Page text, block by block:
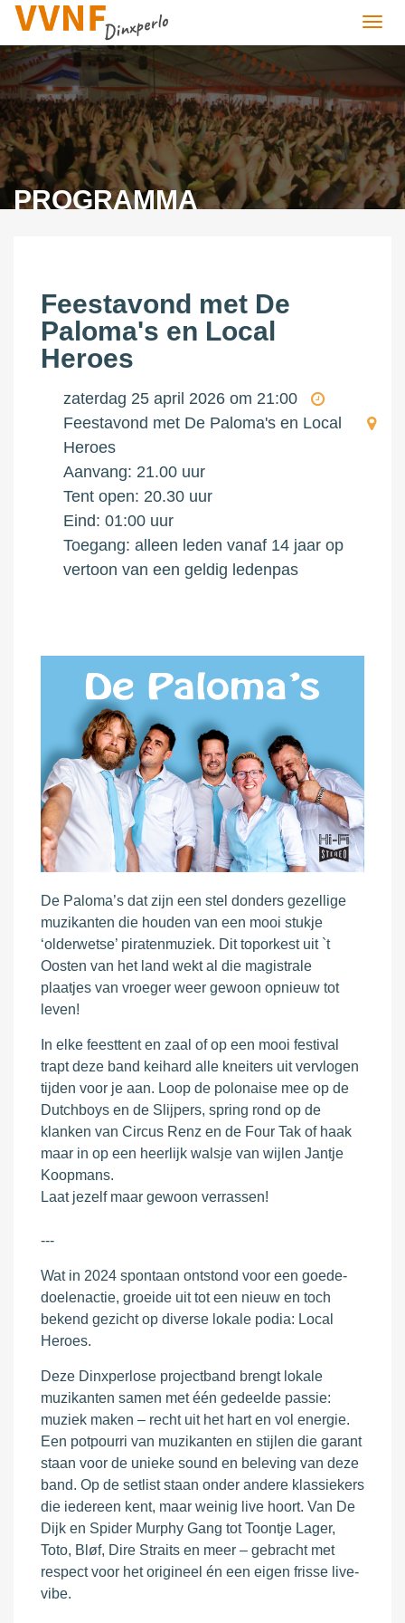
VVNF
PROGRAMMA
Feestavond met De
Paloma's en Local
Heroes
zaterdag 25 april 2026 om 21:00
Feestavond met De Paloma's en Local
Heroes
Aanvang: 21.00 uur
Tent open: 20.30 uur
Eind: 01:00 uur
Toegang: alleen leden vanaf 14 jaar op
vertoon van een geldig ledenpas
De Paloma’s dat zijn een stel donders gezellige
muzikanten die houden van een mooi stukje
‘olderwetse’ piratenmuziek. Dit toporkest uit `t
Oosten van het land wekt al die magistrale
plaatjes van vroeger weer gewoon opnieuw tot
leven!
In elke feesttent en zaal of op een mooi festival
trapt deze band keihard alle kneiters uit vervlogen
tijden voor je aan. Loop de polonaise mee op de
Dutchboys en de Slijpers, spring rond op de
klanken van Circus Renz en de Four Tak of haak
maar in op een heerlijk walsje van wijlen Jantje
Koopmans.
Laat jezelf maar gewoon verrassen!
---
Wat in 2024 spontaan ontstond voor een goede-
doelenactie, groeide uit tot een nieuw en toch
bekend gezicht op diverse lokale podia: Local
Heroes.
Deze Dinxperlose projectband brengt lokale
muzikanten samen met één gedeelde passie:
muziek maken – recht uit het hart en vol energie.
Een potpourri van muzikanten en stijlen die garant
staan voor de unieke sound en beleving van deze
band. Op de setlist staan onder andere klassiekers
die iedereen kent, maar weinig live hoort. Van De
Dijk en Spider Murphy Gang tot Toontje Lager,
Toto, Bløf, Dire Straits en meer – gebracht met
respect voor het origineel én een eigen frisse live-
vibe.